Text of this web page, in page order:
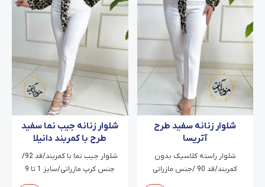
شلوار زنانه سفید طرح
آتریسا
شلوار راسته کلاسیک بدون
کمربند/قد 90 /جنس مازراتی
شلوار زنانه جیب نما سفید
طرح با کمربند دانیلا
شلوار جیب نما با کمربند/قد 92/
جنس کرپ مازراتی/سایز 1 تا 9